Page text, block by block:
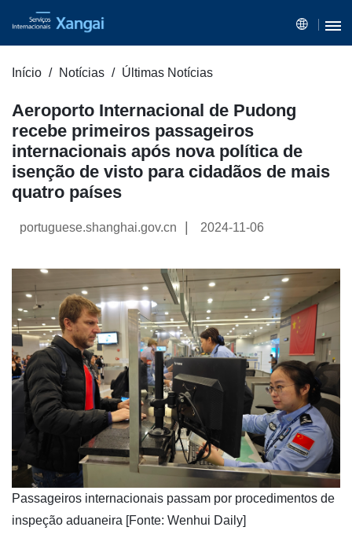
Início Notícias Últimas Notícias
Aeroporto Internacional de Pudong
recebe primeiros passageiros
internacionais após nova política de
isenção de visto para cidadãos de mais
quatro países
portuguese.shanghai.gov.cn 2024-11-06
Passageiros internacionais passam por procedimentos de
inspeção aduaneira [Fonte: Wenhui Daily]